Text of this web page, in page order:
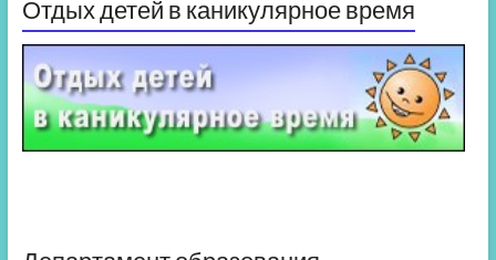
Отдых детей в каникулярное время